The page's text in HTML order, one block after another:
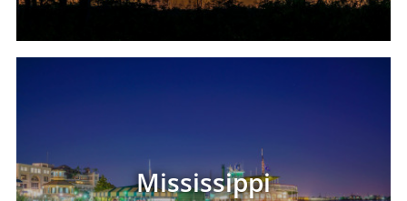
Mississippi